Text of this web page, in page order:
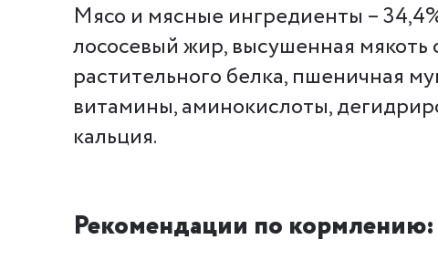
Мясо и мясные ингредиенты –
лососевый жир, высушенная мякоть
растительного белка, пшеничная
витамины, аминокислоты,
кальция.
Рекомендации по кормлению: